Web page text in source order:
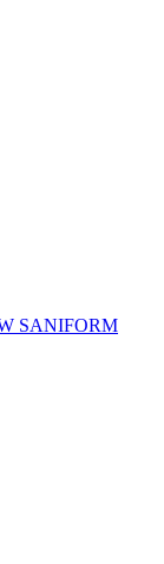
SANIFORM